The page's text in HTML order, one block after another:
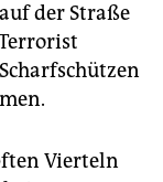
der Straße
Vierteln